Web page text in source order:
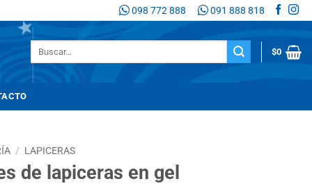
098 772 888 091 888 818
$0
/ LAPICERAS
de lapiceras en gel